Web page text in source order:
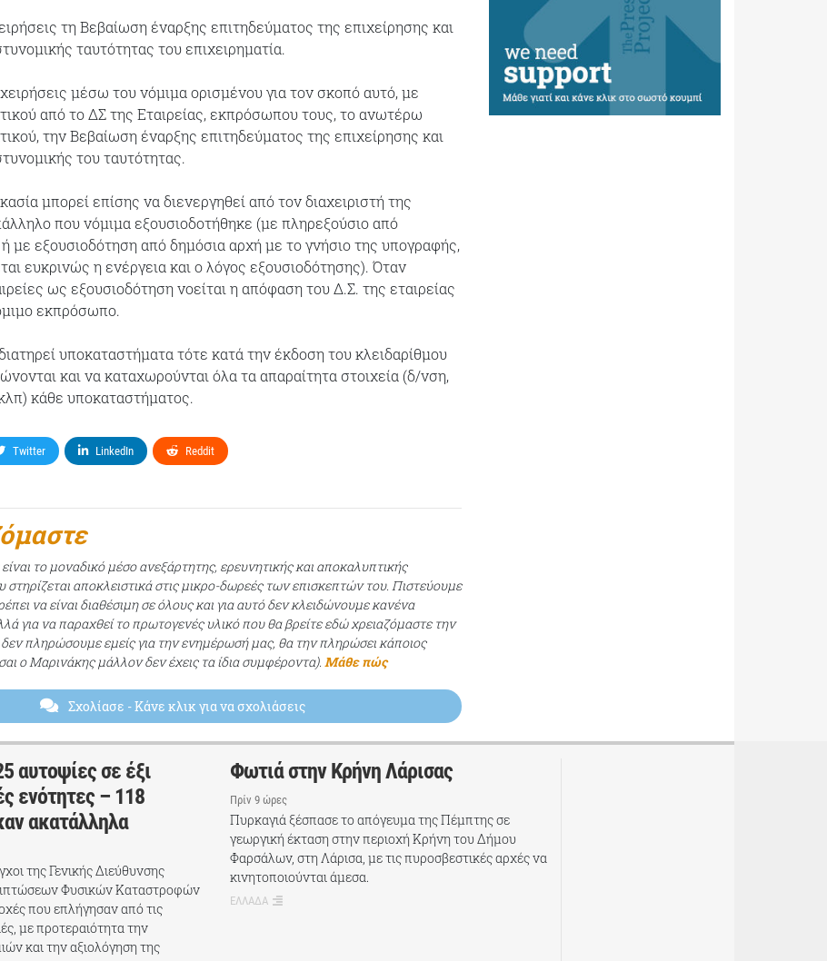
τη Βεβαίωση έναρξης επιτηδεύματος της επιχείρησης και
ταυτότητας του επιχειρηματία.
μέσω του νόμιμα ορισμένου για τον σκοπό αυτό, με
από το ΔΣ της Εταιρείας, εκπρόσωπου τους, το ανωτέρω
την Βεβαίωση έναρξης επιτηδεύματος της επιχείρησης και
του ταυτότητας.
μπορεί επίσης να διενεργηθεί από τον διαχειριστή της
που νόμιμα εξουσιοδοτήθηκε (με πληρεξούσιο από
με εξουσιοδότηση από δημόσια αρχή με το γνήσιο της υπογραφής,
ευκρινώς η ενέργεια και ο λόγος εξουσιοδότησης). Όταν
ως εξουσιοδότηση νοείται η απόφαση του Δ.Σ. της εταιρείας
εκπρόσωπο.
υποκαταστήματα τότε κατά την έκδοση του κλειδαρίθμου
και να καταχωρούνται όλα τα απαραίτητα στοιχεία (δ/νση,
κάθε υποκαταστήματος.
Twitter LinkedIn Reddit
το μοναδικό μέσο ανεξάρτητης, ερευνητικής και αποκαλυπτικής
στηρίζεται αποκλειστικά στις μικρο-δωρεές των επισκεπτών του. Πιστεύουμε
να είναι διαθέσιμη σε όλους και για αυτό δεν κλειδώνουμε κανένα
για να παραχθεί το πρωτογενές υλικό που θα βρείτε εδώ χρειαζόμαστε την
πληρώσουμε εμείς για την ενημέρωσή μας, θα την πληρώσει κάποιος
ο Μαρινάκης μάλλον δεν έχεις τα ίδια συμφέροντα). Μάθε πώς
Σχολίασε - Κάνε κλικ για να σχολιάσεις
αυτοψίες σε έξι
ενότητες – 118
ακατάλληλα
της Γενικής Διεύθυνσης
Φυσικών Καταστροφών
που επλήγησαν από τις
με προτεραιότητα την
και την αξιολόγηση της
Φωτιά στην Κρήνη Λάρισας
Πρίν 9 ώρες
Πυρκαγιά ξέσπασε το απόγευμα της Πέμπτης σε
γεωργική έκταση στην περιοχή Κρήνη του Δήμου
Φαρσάλων, στη Λάρισα, με τις πυροσβεστικές αρχές να
κινητοποιούνται άμεσα.
ΕΛΛΑΔΑ